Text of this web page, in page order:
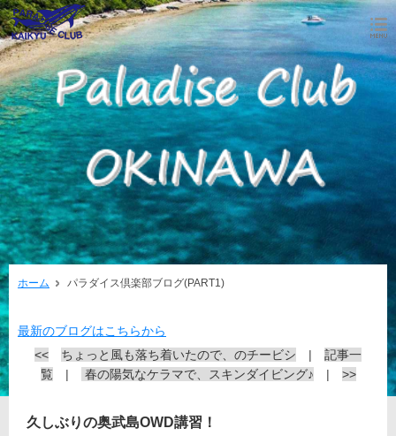
ホーム パラダイス倶楽部ブログ(PART1)
最新のブログはこちらから
<<
ちょっと風も落ち着いたので、のチービシ | 記事一
覧| 春の陽気なケラマで、スキンダイビング♪ | >>
久しぶりの奥武島OWD講習！